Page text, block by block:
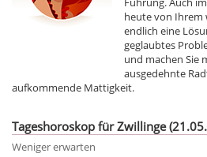
heute von Ihrem
endlich eine
geglaubtes
und machen Sie
ausgedehnte
aufkommende Mattigkeit.
Tageshoroskop für Zwillinge
Weniger erwarten